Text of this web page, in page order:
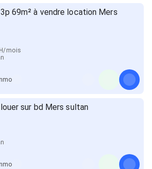
69m² à vendre location Mers
/mois
sur bd Mers sultan